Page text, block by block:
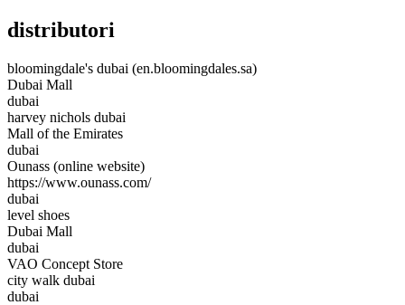
distributori
bloomingdale's dubai (en.bloomingdales.sa)
Dubai Mall
dubai
harvey nichols dubai
Mall of the Emirates
dubai
Ounass (online website)
https://www.ounass.com/
dubai
level shoes
Dubai Mall
dubai
VAO Concept Store
city walk dubai
dubai